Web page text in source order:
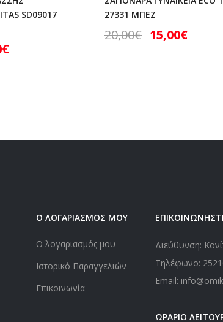
SD09017
€
27331 ΜΠΕΖ
20,00€ 15,00€
Ο ΛΟΓΑΡΙΑΣΜΟΣ ΜΟΥ
Ο λογαριασμός μου
Ιστορικό Παραγγελιών
Επικοινωνία
Διεύθυνση:
Τηλέφωνο:
Email:
ΩΡΑΡΙΟ